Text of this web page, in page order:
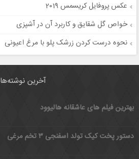
عکس پروفایل کریسمس 2019
خواص گل شقایق و کاربرد آن در آشپزی
نحوه درست کردن زرشک پلو با مرغ اعیونی
آخرین نوشته‌ها
بهترین فیلم های عاشقانه هالیوود
دستور پخت کیک تولد اسفنجی ۳ تخم مرغی